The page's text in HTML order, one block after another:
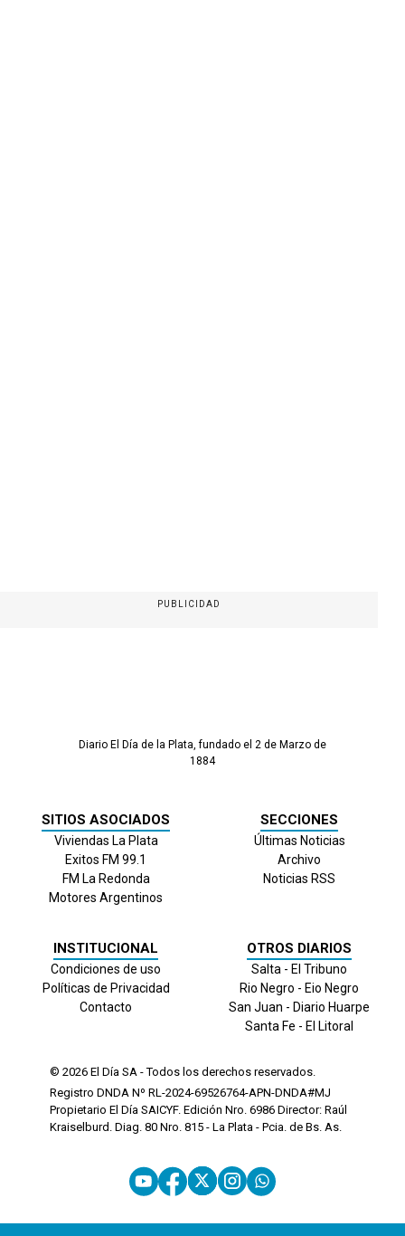
PUBLICIDAD
Diario El Día de la Plata, fundado el 2 de Marzo de
1884
SITIOS ASOCIADOS
Viviendas La Plata
Exitos FM 99.1
FM La Redonda
Motores Argentinos
SECCIONES
Últimas Noticias
Archivo
Noticias RSS
INSTITUCIONAL
Condiciones de uso
Políticas de Privacidad
Contacto
OTROS DIARIOS
Salta - El Tribuno
Rio Negro - Eio Negro
San Juan - Diario Huarpe
Santa Fe - El Litoral
© 2026 El Día SA - Todos los derechos reservados.
Registro DNDA Nº RL-2024-69526764-APN-DNDA#MJ
Propietario El Día SAICYF. Edición Nro. 6986 Director: Raúl
Kraiselburd. Diag. 80 Nro. 815 - La Plata - Pcia. de Bs. As.